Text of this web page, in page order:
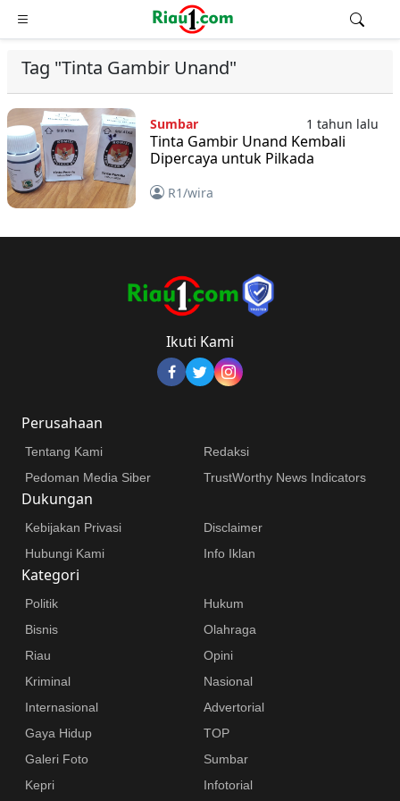
Tag "Tinta Gambir Unand"
Sumbar 1 tahun lalu
Tinta Gambir Unand Kembali
Dipercaya untuk Pilkada
R1/wira
Ikuti Kami
Perusahaan
Tentang Kami
Redaksi
Pedoman Media Siber
TrustWorthy News Indicators
Dukungan
Kebijakan Privasi
Disclaimer
Hubungi Kami
Info Iklan
Kategori
Politik
Hukum
Bisnis
Olahraga
Riau
Opini
Kriminal
Nasional
Internasional
Advertorial
Gaya Hidup
TOP
Galeri Foto
Sumbar
Kepri
Infotorial